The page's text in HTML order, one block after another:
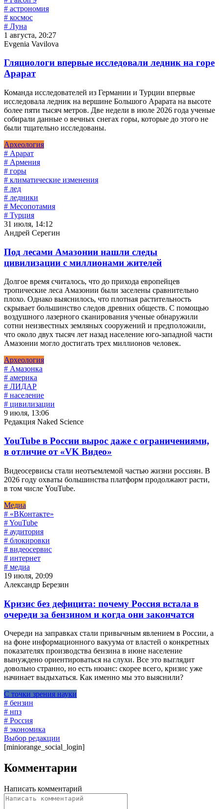
# астрономия
# космос
# Луна
1 августа, 20:27
Evgenia Vavilova
Гляциологи впервые исследовали ледник на горе
Арарат
Команда исследователей из Германии и Турции впервые
исследовала ледник на вершине Большого Арарата на высоте
более пяти тысяч метров. Две недели в июле 2026 года ученые
собирали данные о вечных снегах горы, которые до этого не
были тщательно исследованы.
Археология
# Арарат
# Армения
# горы
# климатические изменения
# лед
# ледники
# Месопотамия
# Турция
31 июля, 14:12
Андрей Серегин
Под лесами Амазонии нашли следы
цивилизации с миллионами жителей
Долгое время считалось, что до прихода европейцев
тропические леса Амазонии были заселены сравнительно
плохо. Однако выяснилось, что плотная растительность
скрывает большинство следов древних обществ. С помощью
воздушного лазерного сканирования ученые обнаружили
сотни неизвестных земляных сооружений и предположили,
что около двух тысяч лет назад население юго-западной части
Амазонии могло достигать трех миллионов человек.
Археология
# Амазонка
# америка
# ЛИДАР
# население
# цивилизации
9 июля, 13:06
Редакция Naked Science
YouTube в России вырос даже с ограничениями,
в отличие от «VK Видео»
Видеосервисы стали неотъемлемой частью жизни россиян. В
2026 году охваты большинства платформ продолжают расти,
в том числе YouTube.
Медиа
# «ВКонтакте»
# YouTube
# аудитория
# блокировки
# видеосервис
# интернет
# медиа
19 июля, 20:09
Александр Березин
Кризис без дефицита: почему Россия встала в
очереди за бензином и когда они закончатся
Очереди на заправках стали привычным явлением в России, а
на фоне информационного вакуума от властей о конкретных
показателях производства бензина в июне население
вынуждено ориентироваться на слухи. Все это выглядит
довольно странно, но есть нюанс: скорее всего, кризис уже
начинает выдыхаться. Как именно мы это выяснили?
С точки зрения науки
# бензин
# нпз
# Россия
# экономика
Выбор редакции
[miniorange_social_login]
Комментарии
Написать комментарий